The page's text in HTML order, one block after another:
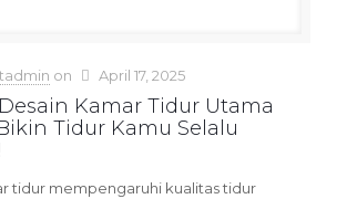
on April 17, 2025
Kamar Tidur Utama
Tidur Kamu Selalu
tidur mempengaruhi kualitas tidur